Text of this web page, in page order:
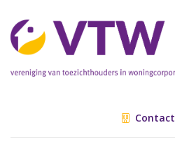
Contact